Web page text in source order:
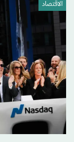
الاقتصاد